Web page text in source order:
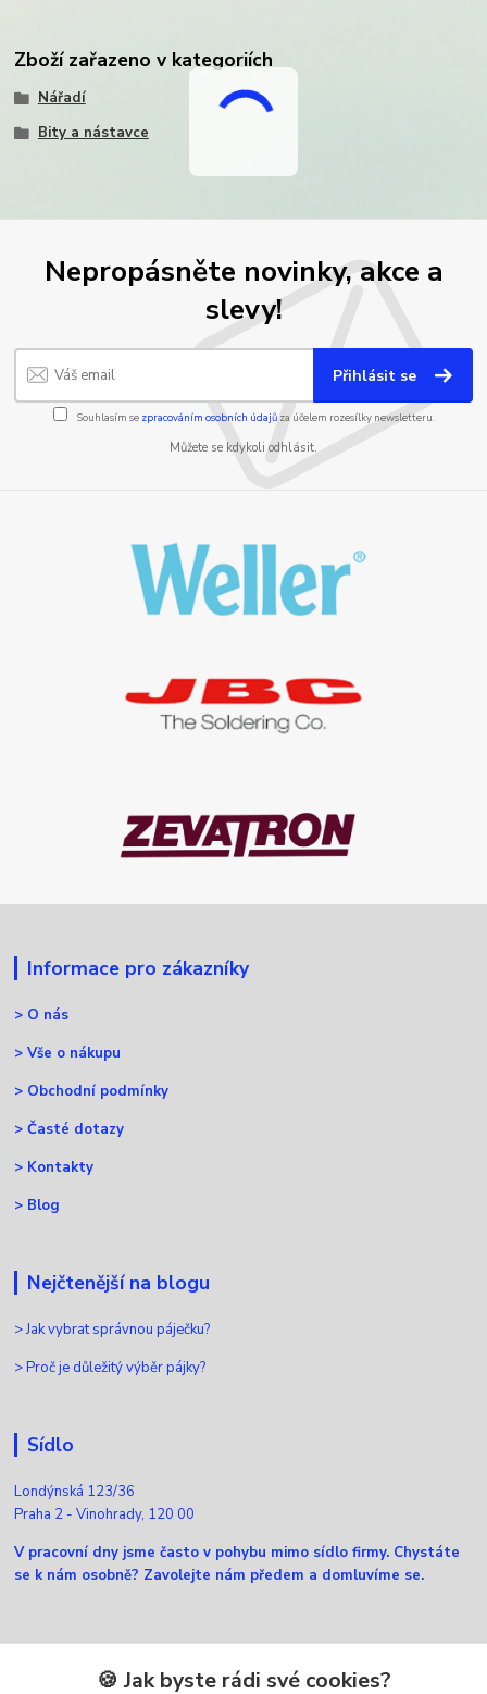
Zboží zařazeno v kategoriích
Nářadí
Bity a nástavce
Nepropásněte novinky, akce a
slevy!
Přihlásit se
Souhlasím se zpracováním osobních údajůza účelem rozesílky newsletteru.
Můžete se kdykoli odhlásit.
Informace pro zákazníky
> O nás
>Vše o nákupu
> Obchodní podmínky
>Časté dotazy
> Kontakty
> Blog
Nejčtenější na blogu
>Jak vybrat správnou páječku?
>Proč je důležitý výběr pájky?
Sídlo
Londýnská 123/36
Praha 2 - Vinohrady, 120 00
V pracovní dny jsme často v pohybu mimo sídlo firmy. Chystáte
se k nám osobně? Zavolejte nám předem a domluvíme se.
Kontakty🍪 Jak byste rádi své cookies?